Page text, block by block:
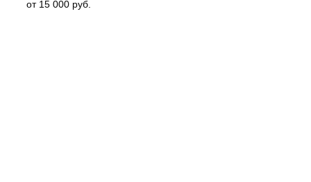
от 15 000 руб.